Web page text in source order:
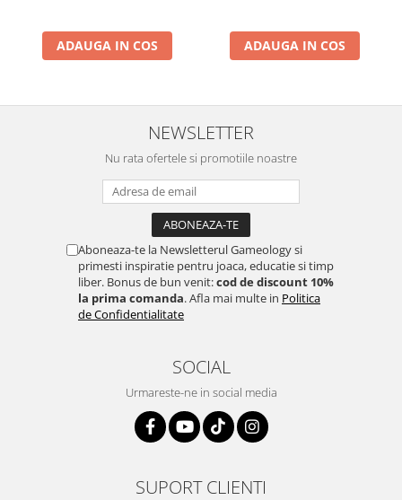
ADAUGA IN COS ADAUGA IN COS
NEWSLETTER
Nu rata ofertele si promotiile noastre
Aboneaza-te la Newsletterul Gameology si
primesti inspiratie pentru joaca, educatie si timp
liber. Bonus de bun venit:cod de discount 10%
la prima comanda. Afla mai multe in Politica
de Confidentialitate
SOCIAL
Urmareste-ne in social media
SUPORT CLIENTI